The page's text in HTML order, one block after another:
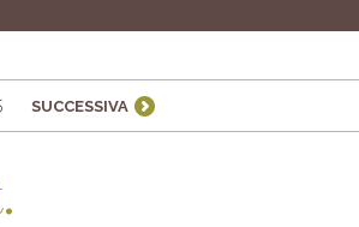
SUCCESSIVA